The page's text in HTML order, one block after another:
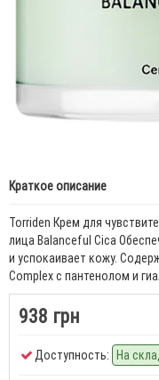
Краткое описание
Torriden Крем для
лица Balanceful Cica
и успокаивает кожу.
Complex с пантенолом и
938 грн
Доступность: На